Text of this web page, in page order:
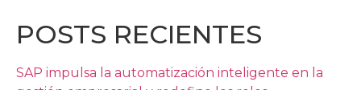
POSTS RECIENTES
SAP impulsa la automatización inteligente en la